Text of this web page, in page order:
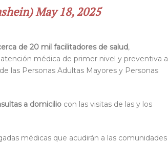
May 18, 2025
de 20 mil facilitadores de salud,
médica de primer nivel y preventiva a
las Personas Adultas Mayores y Personas
a domicilio con las visitas de las y los
médicas que acudirán a las comunidades